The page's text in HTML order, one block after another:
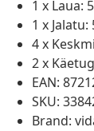
1 x Laua:
1 x Jalatu:
4 x
2 x
EAN:
SKU:
Brand: